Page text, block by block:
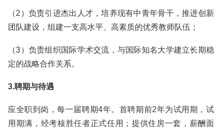
（2）负责引进杰出人才，培养现有中青年骨干，推进创新
团队建设，组建一支高水平、高素质的优秀教师队伍；
（3）负责组织国际学术交流，与国际知名大学建立长期稳
定的战略合作关系。
3.聘期与待遇
应全职到岗，每一届聘期4年。首聘期前2年为试用期，试
用期满，经考核胜任者正式任用；提供住房一套，薪酬面